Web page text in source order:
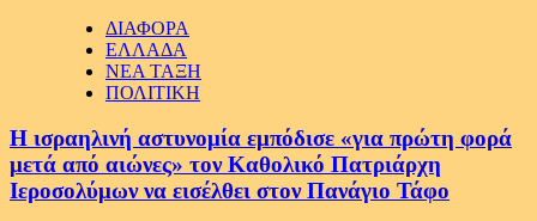
ΔΙΑΦΟΡΑ
ΕΛΛΑΔΑ
ΝΕΑ ΤΑΞΗ
ΠΟΛΙΤΙΚΗ
Η ισραηλινή αστυνομία εμπόδισε «για πρώτη φορά
μετά από αιώνες» τον Καθολικό Πατριάρχη
Ιεροσολύμων να εισέλθει στον Πανάγιο Τάφο